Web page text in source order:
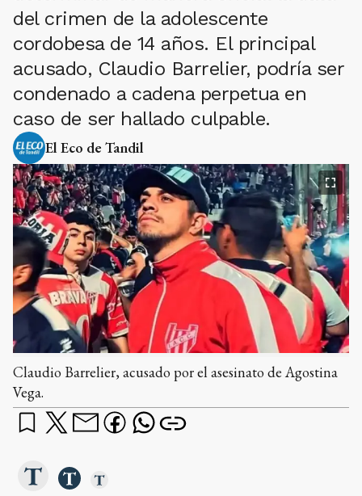
del crimen de la adolescente
cordobesa de 14 años. El principal
acusado, Claudio Barrelier, podría ser
condenado a cadena perpetua en
caso de ser hallado culpable.
El Eco de Tandil
Claudio Barrelier, acusado por el asesinato de Agostina
Vega.